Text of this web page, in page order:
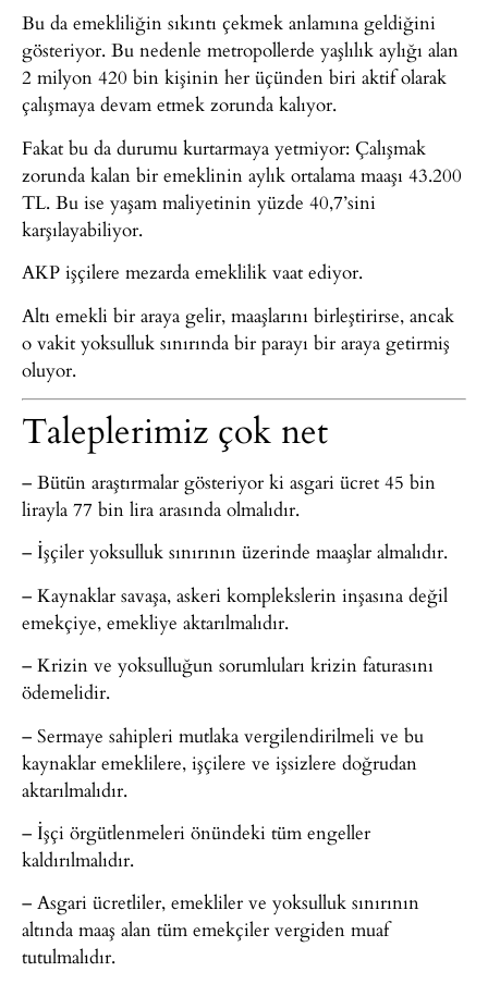
Bu da emekliliğin sıkıntı çekmek anlamına geldiğini
gösteriyor. Bu nedenle metropollerde yaşlılık aylığı alan
2 milyon 420 bin kişinin her üçünden biri aktif olarak
çalışmaya devam etmek zorunda kalıyor.
Fakat bu da durumu kurtarmaya yetmiyor: Çalışmak
zorunda kalan bir emeklinin aylık ortalama maaşı 43.200
TL. Bu ise yaşam maliyetinin yüzde 40,7’sini
karşılayabiliyor.
AKP işçilere mezarda emeklilik vaat ediyor.
Altı emekli bir araya gelir, maaşlarını birleştirirse, ancak
o vakit yoksulluk sınırında bir parayı bir araya getirmiş
oluyor.
Taleplerimiz çok net
– Bütün araştırmalar gösteriyor ki asgari ücret 45 bin
lirayla 77 bin lira arasında olmalıdır.
– İşçiler yoksulluk sınırının üzerinde maaşlar almalıdır.
– Kaynaklar savaşa, askeri komplekslerin inşasına değil
emekçiye, emekliye aktarılmalıdır.
– Krizin ve yoksulluğun sorumluları krizin faturasını
ödemelidir.
– Sermaye sahipleri mutlaka vergilendirilmeli ve bu
kaynaklar emeklilere, işçilere ve işsizlere doğrudan
aktarılmalıdır.
– İşçi örgütlenmeleri önündeki tüm engeller
kaldırılmalıdır.
– Asgari ücretliler, emekliler ve yoksulluk sınırının
altında maaş alan tüm emekçiler vergiden muaf
tutulmalıdır.